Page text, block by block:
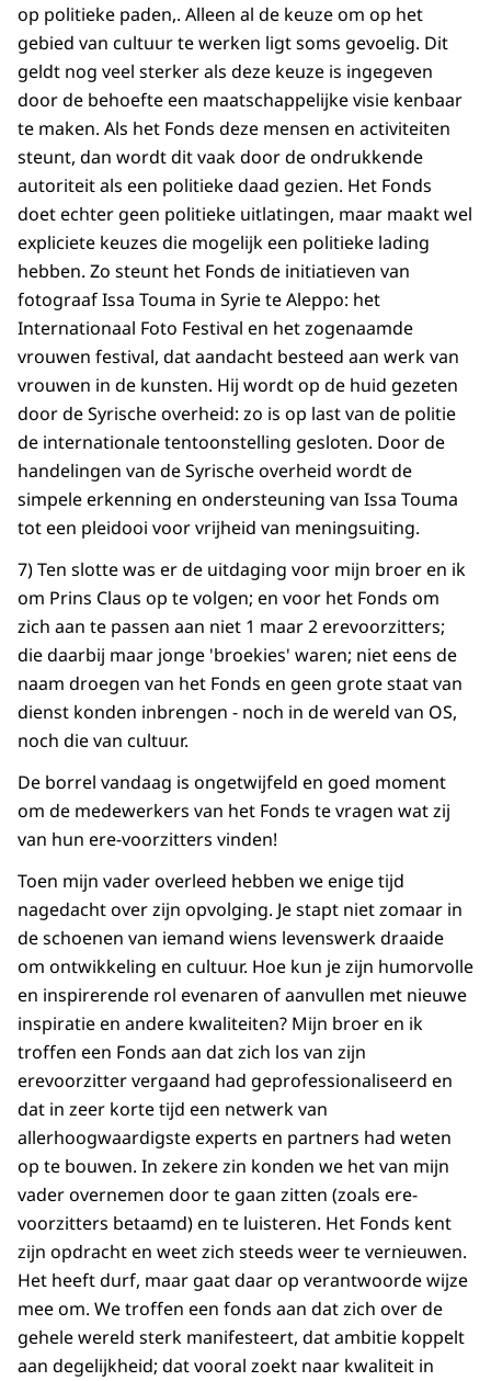
op politieke paden,. Alleen al de keuze om op het
gebied van cultuur te werken ligt soms gevoelig. Dit
geldt nog veel sterker als deze keuze is ingegeven
door de behoefte een maatschappelijke visie kenbaar
te maken. Als het Fonds deze mensen en activiteiten
steunt, dan wordt dit vaak door de ondrukkende
autoriteit als een politieke daad gezien. Het Fonds
doet echter geen politieke uitlatingen, maar maakt wel
expliciete keuzes die mogelijk een politieke lading
hebben. Zo steunt het Fonds de initiatieven van
fotograaf Issa Touma in Syrie te Aleppo: het
Internationaal Foto Festival en het zogenaamde
vrouwen festival, dat aandacht besteed aan werk van
vrouwen in de kunsten. Hij wordt op de huid gezeten
door de Syrische overheid: zo is op last van de politie
de internationale tentoonstelling gesloten. Door de
handelingen van de Syrische overheid wordt de
simpele erkenning en ondersteuning van Issa Touma
tot een pleidooi voor vrijheid van meningsuiting.
7) Ten slotte was er de uitdaging voor mijn broer en ik
om Prins Claus op te volgen; en voor het Fonds om
zich aan te passen aan niet 1 maar 2 erevoorzitters;
die daarbij maar jonge 'broekies' waren; niet eens de
naam droegen van het Fonds en geen grote staat van
dienst konden inbrengen - noch in de wereld van OS,
noch die van cultuur.
De borrel vandaag is ongetwijfeld en goed moment
om de medewerkers van het Fonds te vragen wat zij
van hun ere-voorzitters vinden!
Toen mijn vader overleed hebben we enige tijd
nagedacht over zijn opvolging. Je stapt niet zomaar in
de schoenen van iemand wiens levenswerk draaide
om ontwikkeling en cultuur. Hoe kun je zijn humorvolle
en inspirerende rol evenaren of aanvullen met nieuwe
inspiratie en andere kwaliteiten? Mijn broer en ik
troffen een Fonds aan dat zich los van zijn
erevoorzitter vergaand had geprofessionaliseerd en
dat in zeer korte tijd een netwerk van
allerhoogwaardigste experts en partners had weten
op te bouwen. In zekere zin konden we het van mijn
vader overnemen door te gaan zitten (zoals ere-
voorzitters betaamd) en te luisteren. Het Fonds kent
zijn opdracht en weet zich steeds weer te vernieuwen.
Het heeft durf, maar gaat daar op verantwoorde wijze
mee om. We troffen een fonds aan dat zich over de
gehele wereld sterk manifesteert, dat ambitie koppelt
aan degelijkheid; dat vooral zoekt naar kwaliteit in